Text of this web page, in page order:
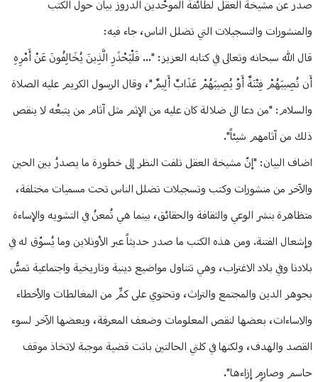
صدر عن مشيخة العقل لطائفة الموحّدين الدروز بيان حول الكتب
والمنشورات والتسجيلات التي تضلل الناس، جاء فيه:
قال الله سبحانه وتعالى في كتابه العزيز: "... فَلْيَحْذَرِ الَّذِينَ يُخَالِفُونَ عَنْ أَمْرِهِ
أَن تُصِيبَهُمْ فِتْنَةٌ أَوْ يُصِيبَهُمْ عَذَابٌ أَلِيمٌ"، وقال الرسول الكريم عليه الصلاة
والسلام: "من دعا الى ضلالة كان عليه من الإثم مثل آثام من يتبعُه لا ينقص
ذلك من آثامهم شيئاً".
اضاف البيان: "إنّ مشيخة العقل تلفت النظر إلى خطورة ما يصدرُ بين الحين
والآخر من منشورات وكتب وتسجيلات تضلل الناس تحت مسميات مختلفة،
متظاهرة بنشر الوعي والثقافة والحقائق، بينما هي تُمعنُ في التشويه والإساءة
وإشعال الفتنة. ومن هذه الكتب ما صدر حديثاً عبر الأونلاين وما يُسوّق له في
بلادنا وفي بلاد الاغتراب، وهي تتناول مواضيع دينية وتاريخية واجتماعية تمسُّ
بجوهر الدين والمجتمع والتراث، وتحتوي على كمٍّ من المغالطات والأخطاء
والاساءات، بعضها لنقص المعلومات وضعف المعرفة، وبعضها الآخر لسوء
القصد والهدف، ولكنها في كلتي الحالتين باتت قضية موجبة لاتخاذ موقف
حاسم وصارمٍ إزاءها".